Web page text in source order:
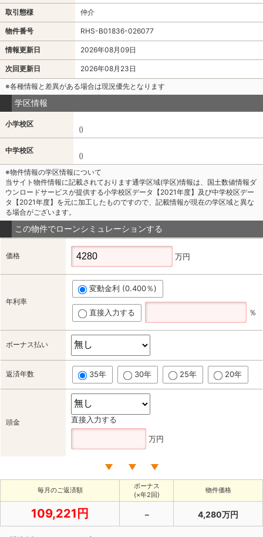
取引態様 仲介
物件番号 RHS-B01836-026077
情報更新日 2026年08月09日
次回更新日
2026年08月23日
※各種情報と差異がある場合は現況優先となります
学区情報
小学校区
()
中学校区
()
※物件情報の学区情報について
当サイト物件情報に記載されております通学区域(学区)情報は、国土数値情報ダ
ウンロードサービスが提供する小学校区データ【2021年度】及び中学校区デー
タ【2021年度】を元に加工したものですので、記載情報が現在の学区域と異な
る場合がございます。
この物件でローンシミュレーションする
価格 万円
年利率
変動金利 (0.400％)
直接入力する ％
ボーナス払い
返済年数 35年 30年 25年 20年
頭金 直接入力する
万円
毎月のご返済額
ボーナス
(×年2回)
物件価格
109,221円 － 4,280万円